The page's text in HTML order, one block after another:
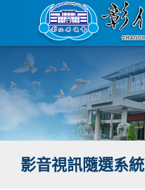
主
要
容
區
影音視訊隨選系統